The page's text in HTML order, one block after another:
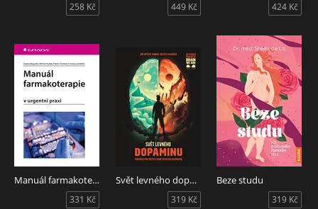
258 Kč 449 Kč 424 Kč
Manuál farmakoterapie
331 Kč
Svět levného dopaminu - Průvodce pro přežití v době rychlého uspokojení
319 Kč
Beze studu
319 Kč